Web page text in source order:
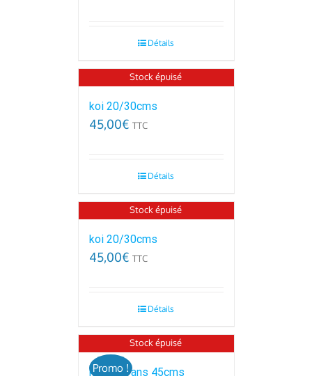
Détails
Stock épuisé
koi 20/30cms
45,00€ TTC
Détails
Stock épuisé
koi 20/30cms
45,00€ TTC
Détails
Promo !
Stock épuisé
koi de 4 ans 45cms